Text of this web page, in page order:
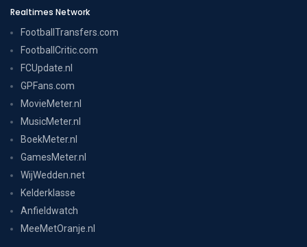
Realtimes Network
FootballTransfers.com
FootballCritic.com
FCUpdate.nl
GPFans.com
MovieMeter.nl
MusicMeter.nl
BoekMeter.nl
GamesMeter.nl
WijWedden.net
Kelderklasse
Anfieldwatch
MeeMetOranje.nl